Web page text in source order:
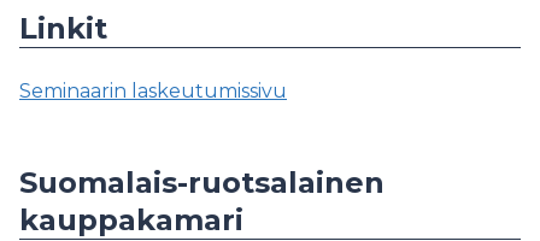
Linkit
Seminaarin laskeutumissivu
Suomalais-ruotsalainen
kauppakamari